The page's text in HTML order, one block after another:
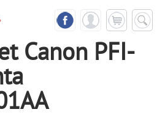
Canon PFI-